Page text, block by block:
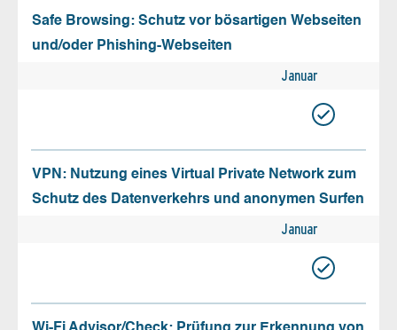
Safe Browsing: Schutz vor bösartigen Webseiten
und/oder Phishing-Webseiten
Januar
VPN: Nutzung eines Virtual Private Network zum
Schutz des Datenverkehrs und anonymen Surfen
Januar